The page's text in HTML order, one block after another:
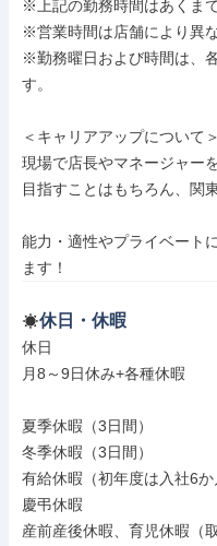
※上記の勤務時間はあくま
※営業時間は店舗により異な
※勤務曜日および時間は、
す。
＜キャリアアップについて＞
現場で店長やマネージャー
目指すことはもちろん、関
能力・適性やプライベート
ます！
休日・休暇
休日
月8～9日休み+各種休暇
夏季休暇（3日間）
冬季休暇（3日間）
有給休暇（初年度は入社6か
慶弔休暇
産前産後休暇、育児休暇（